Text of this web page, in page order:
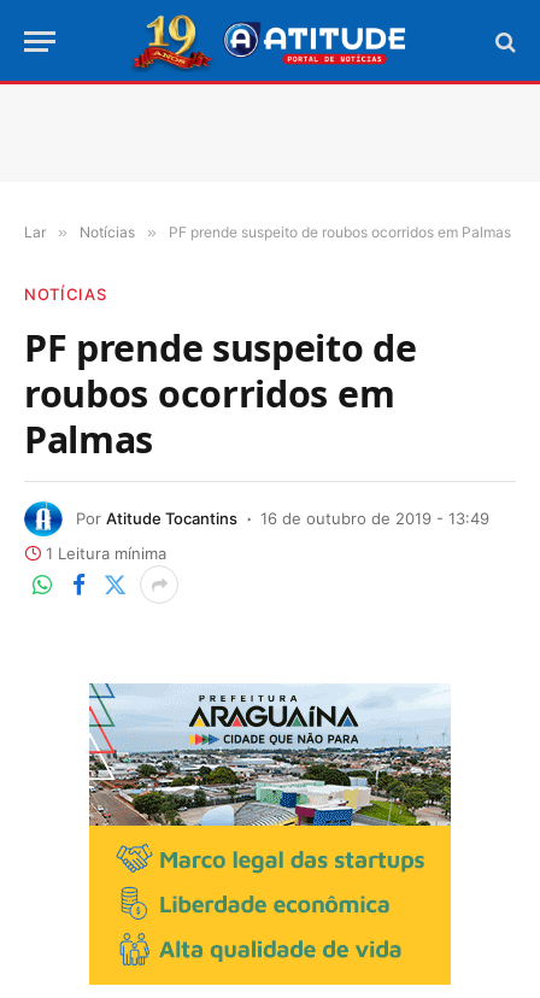
Lar » Notícias » PF prende suspeito de roubos ocorridos em Palmas
NOTÍCIAS
PF prende suspeito de
roubos ocorridos em
Palmas
Por Atitude Tocantins
16 de outubro de 2019 - 13:49
1 Leitura mínima